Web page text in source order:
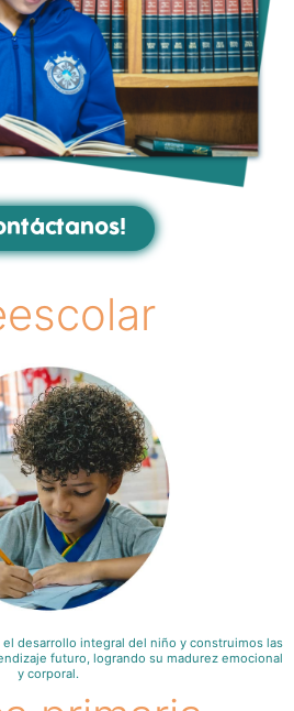
desarrollo integral del niño y construimos las
futuro, logrando su madurez emocional
y corporal.